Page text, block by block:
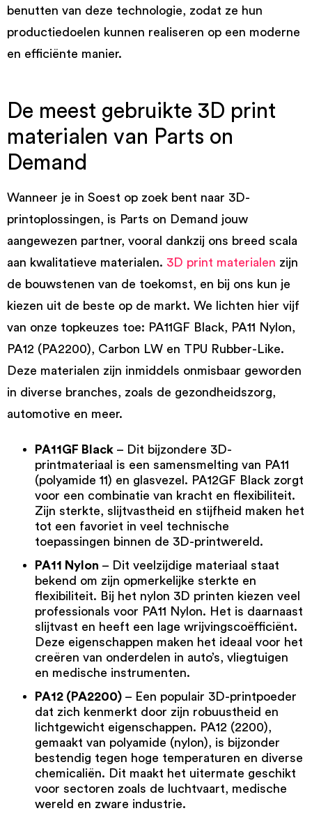
benutten van deze technologie, zodat ze hun
productiedoelen kunnen realiseren op een moderne
en efficiënte manier.
De meest gebruikte 3D print
materialen van Parts on
Demand
Wanneer je in Soest op zoek bent naar 3D-
printoplossingen, is Parts on Demand jouw
aangewezen partner, vooral dankzij ons breed scala
aan kwalitatieve materialen. 3D print materialen zijn
de bouwstenen van de toekomst, en bij ons kun je
kiezen uit de beste op de markt. We lichten hier vijf
van onze topkeuzes toe: PA11GF Black, PA11 Nylon,
PA12 (PA2200), Carbon LW en TPU Rubber-Like.
Deze materialen zijn inmiddels onmisbaar geworden
in diverse branches, zoals de gezondheidszorg,
automotive en meer.
PA11GF Black – Dit bijzondere 3D-
printmateriaal is een samensmelting van PA11
(polyamide 11) en glasvezel. PA12GF Black zorgt
voor een combinatie van kracht en flexibiliteit.
Zijn sterkte, slijtvastheid en stijfheid maken het
tot een favoriet in veel technische
toepassingen binnen de 3D-printwereld.
PA11 Nylon – Dit veelzijdige materiaal staat
bekend om zijn opmerkelijke sterkte en
flexibiliteit. Bij het nylon 3D printen kiezen veel
professionals voor PA11 Nylon. Het is daarnaast
slijtvast en heeft een lage wrijvingscoëfficiënt.
Deze eigenschappen maken het ideaal voor het
creëren van onderdelen in auto’s, vliegtuigen
en medische instrumenten.
PA12 (PA2200) – Een populair 3D-printpoeder
dat zich kenmerkt door zijn robuustheid en
lichtgewicht eigenschappen. PA12 (2200),
gemaakt van polyamide (nylon), is bijzonder
bestendig tegen hoge temperaturen en diverse
chemicaliën. Dit maakt het uitermate geschikt
voor sectoren zoals de luchtvaart, medische
wereld en zware industrie.